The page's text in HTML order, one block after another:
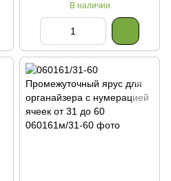
В наличии